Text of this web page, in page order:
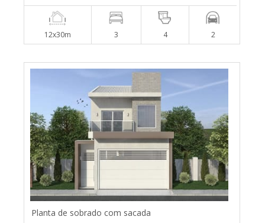
12x30m 3 4 2
Planta de sobrado com sacada